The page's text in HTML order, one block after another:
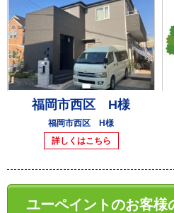
福岡市西区 H様
福岡市西区 H様
詳しくはこちら
ユーペイントのお客様